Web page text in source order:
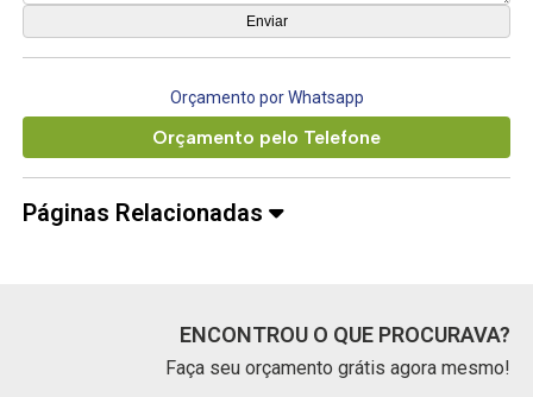
Orçamento por Whatsapp
Orçamento pelo Telefone
Páginas Relacionadas
ENCONTROU O QUE PROCURAVA?
Faça seu orçamento grátis agora mesmo!